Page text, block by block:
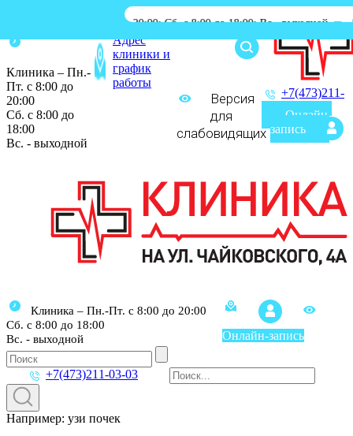
Пт. с 8:00 до 20:00; Сб. с 8:00 до 18:00; Вс.- выходной |
Клиника – Пн.-
Пт. с 8:00 до
20:00
Сб. с 8:00 до
18:00
Вс. - выходной
Адрес
клиники и
график
работы
Версия
для
слабовидящих
+7(473)211-
Онлайн-
запись
Клиника – Пн.-Пт. с 8:00 до 20:00
Сб. с 8:00 до 18:00
Вс. - выходной
Онлайн-запись
+7(473)211-03-03
Например: узи почек